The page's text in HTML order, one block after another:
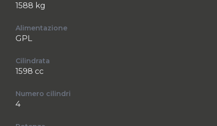
1588 kg
Alimentazione
GPL
Cilindrata
1598 cc
Numero cilindri
4